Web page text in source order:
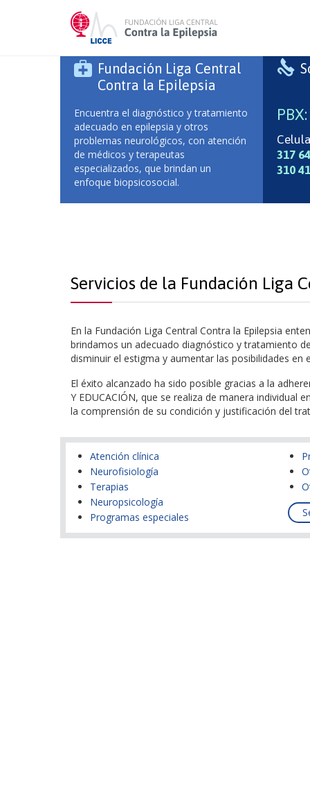
 Fundación Liga Central
Contra la Epilepsia
Encuentra el diagnóstico y tratamiento
adecuado en epilepsia y otros
problemas neurológicos, con atención
de médicos y terapeutas
especializados, que brindan un
enfoque biopsicosocial.

317
310
Servicios de la Fundación Liga
En la Fundación Liga Central Contra la Epilepsia
brindamos un adecuado diagnóstico y tratamiento
disminuir el estigma y aumentar las posibilidades en
El éxito alcanzado ha sido posible gracias a la
Y EDUCACIÓN, que se realiza de manera individual
la comprensión de su condición y justificación del
Atención clínica
Neurofisiología
Terapias
Neuropsicología
Programas especiales